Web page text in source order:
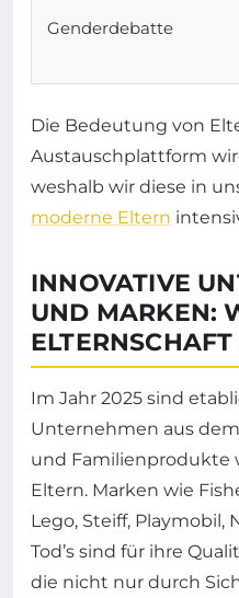
Genderdebatte
Die Bedeutung von
Austauschplattform
weshalb wir diese in
moderne Eltern
INNOVATIVE
UND MARKEN:
Im Jahr 2025 sind
Unternehmen aus
und Familienprodukte
Eltern. Marken wie
Lego, Steiff, Playmobil,
Tod’s sind für ihre
die nicht nur durch